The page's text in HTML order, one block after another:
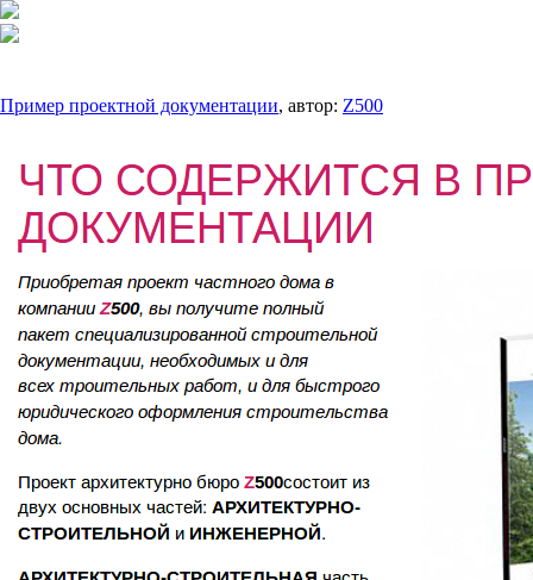
Пример проектной документации, автор: Z500